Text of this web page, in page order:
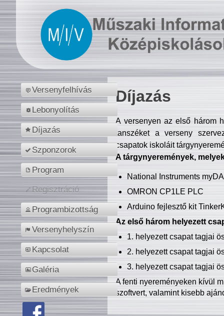
Versenyfelhívás
Lebonyolítás
Díjazás
Szponzorok
Program
Regisztráció
Programbizottság
Versenyhelyszín
Kapcsolat
Galéria
Eredmények
Díjazás
A versenyen az első három
tanszéket a verseny
csapatok iskoláit
A tárgynyeremények,
National Instruments
OMRON CP1LE PLC
Arduino fejlesztő kit
Az első három helyezett
1. helyezett csapat tagjai
2. helyezett csapat tagjai
3. helyezett csapat tagjai
A fenti nyereményeken kívül
szoftvert, valamint kisebb